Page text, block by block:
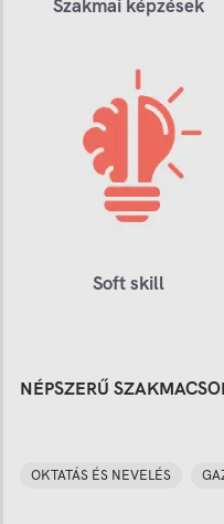
Szakmai képzések
Soft skill
NÉPSZERŰ
OKTATÁS ÉS NEVELÉS